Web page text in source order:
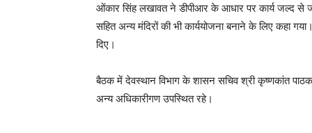
ओंकार सिंह लखावत ने डीपीआर के आधार पर कार्य जल्द से
सहित अन्य मंदिरों की भी कार्ययोजना बनाने के लिए कहा
दिए।
बैठक में देवस्थान विभाग के शासन सचिव श्री कृष्णकांत
अन्य अधिकारीगण उपस्थित रहे।